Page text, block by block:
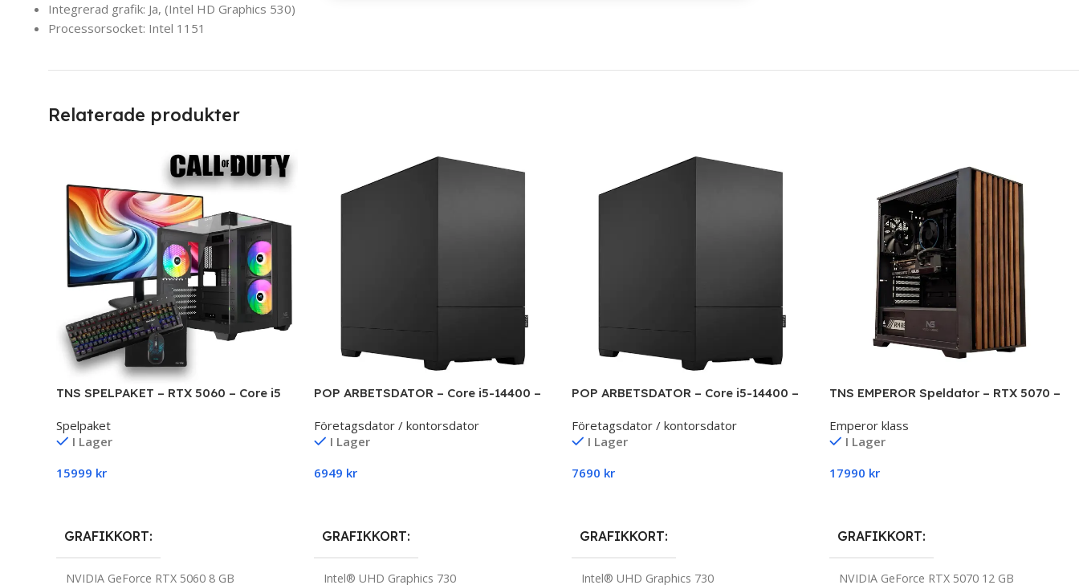
Integrerad grafik: Ja, (Intel HD Graphics 530)
Processorsocket: Intel 1151
Relaterade produkter
TNS SPELPAKET – RTX 5060 – Core i5
Spelpaket
I Lager
15999 kr
GRAFIKKORT
NVIDIA GeForce RTX 5060 8 GB
POP ARBETSDATOR – Core i5-14400 –
Företagsdator / kontorsdator
I Lager
6949 kr
GRAFIKKORT
Intel® UHD Graphics 730
POP ARBETSDATOR – Core i5-14400 –
Företagsdator / kontorsdator
I Lager
7690 kr
GRAFIKKORT
Intel® UHD Graphics 730
TNS EMPEROR Speldator – RTX 5070 –
Emperor klass
I Lager
17990 kr
GRAFIKKORT
NVIDIA GeForce RTX 5070 12 GB